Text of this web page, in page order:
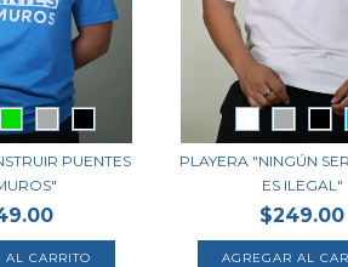
PUENTES
AL CARRITO
PLAYERA "NINGÚN
ES ILEGAL"
$249.00
AGREGAR AL